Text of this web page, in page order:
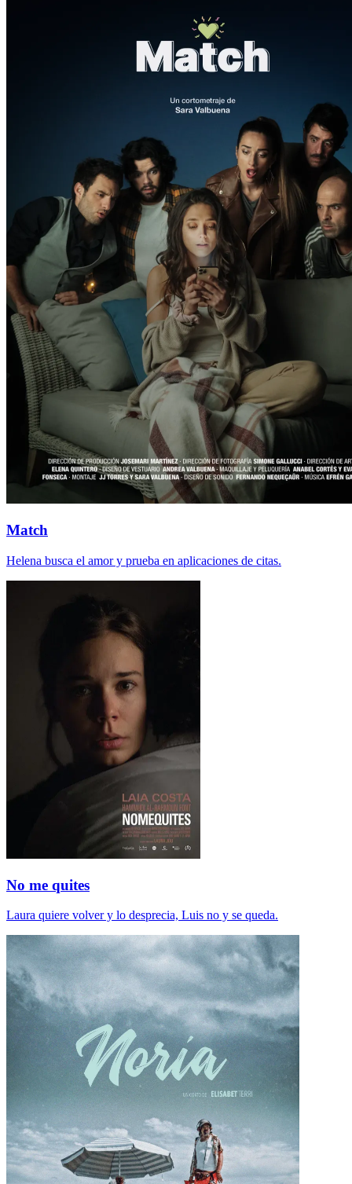
Match
Helena busca el amor y prueba en aplicaciones de citas.
No me quites
Laura quiere volver y lo desprecia, Luis no y se queda.